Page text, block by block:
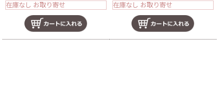
在庫なし お取り寄せ 在庫なし お取り寄せ